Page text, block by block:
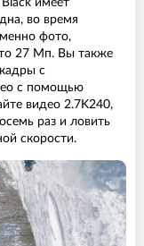
имеет
во время
фото,
27 Мп. Вы также
с
с помощью
видео 2.7K240,
раз и ловить
скорости.